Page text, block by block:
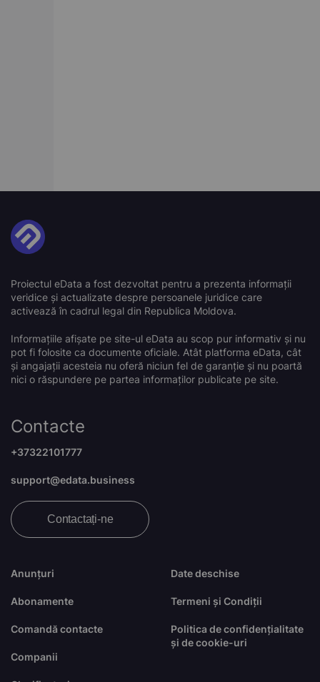
Proiectul eData a fost dezvoltat pentru a prezenta informații
veridice și actualizate despre persoanele juridice care
activează în cadrul legal din Republica Moldova.
Informațiile afișate pe site-ul eData au scop pur informativ și nu
pot fi folosite ca documente oficiale. Atât platforma eData, cât
și angajații acesteia nu oferă niciun fel de garanție și nu poartă
nici o răspundere pe partea informaților publicate pe site.
Anunțuri
Abonamente
Comandă contacte
Companii
Date deschise
Termeni și Condiții
Politica de confidențialitate
și de cookie-uri
Contacte
+37322101777
support@edata.business
Contactați-ne